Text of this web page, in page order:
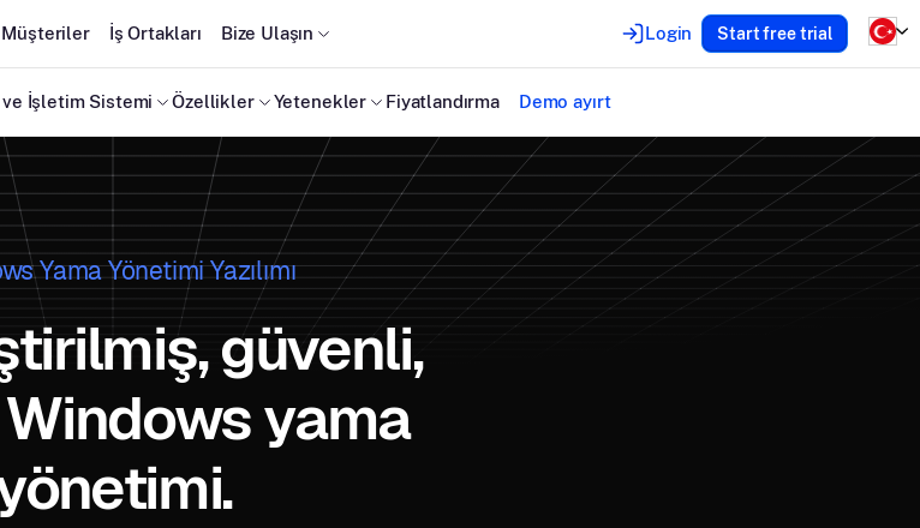
Müşteriler İş Ortakları Bize Ulaşın Login Start free trial
ve İşletim Sistemi Özellikler Yetenekler Fiyatlandırma Demo ayırt
Yama Yönetimi Yazılımı
güvenli,
yama